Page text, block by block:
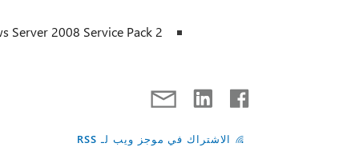
Server 2008 Service Pack 2
الاشتراك في موجز ويب لـ RSS